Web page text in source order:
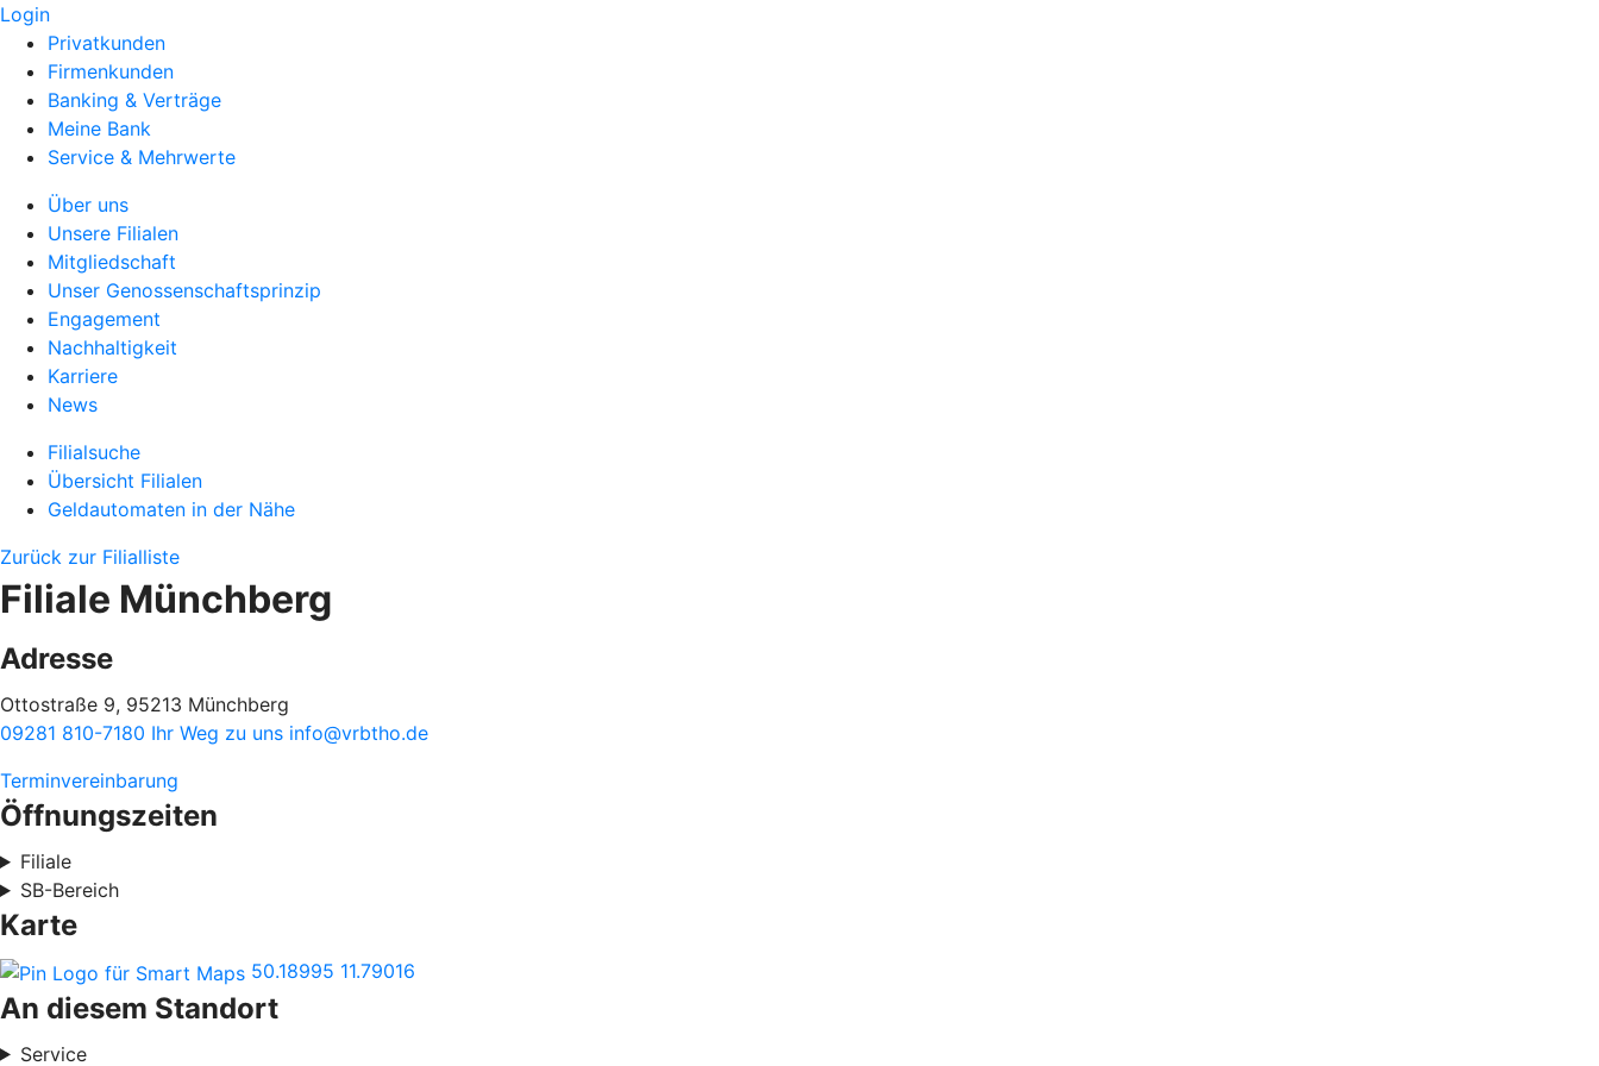
Login
Privatkunden
Firmenkunden
Banking & Verträge
Meine Bank
Service & Mehrwerte
Über uns
Unsere Filialen
Mitgliedschaft
Unser Genossenschaftsprinzip
Engagement
Nachhaltigkeit
Karriere
News
Filialsuche
Übersicht Filialen
Geldautomaten in der Nähe
Zurück zur Filialliste
Filiale Münchberg
Adresse
Ottostraße 9, 95213 Münchberg
09281 810-7180 Ihr Weg zu uns info@vrbtho.de
Terminvereinbarung
Öffnungszeiten
Filiale
SB-Bereich
Karte
50.18995 11.79016
An diesem Standort
Service